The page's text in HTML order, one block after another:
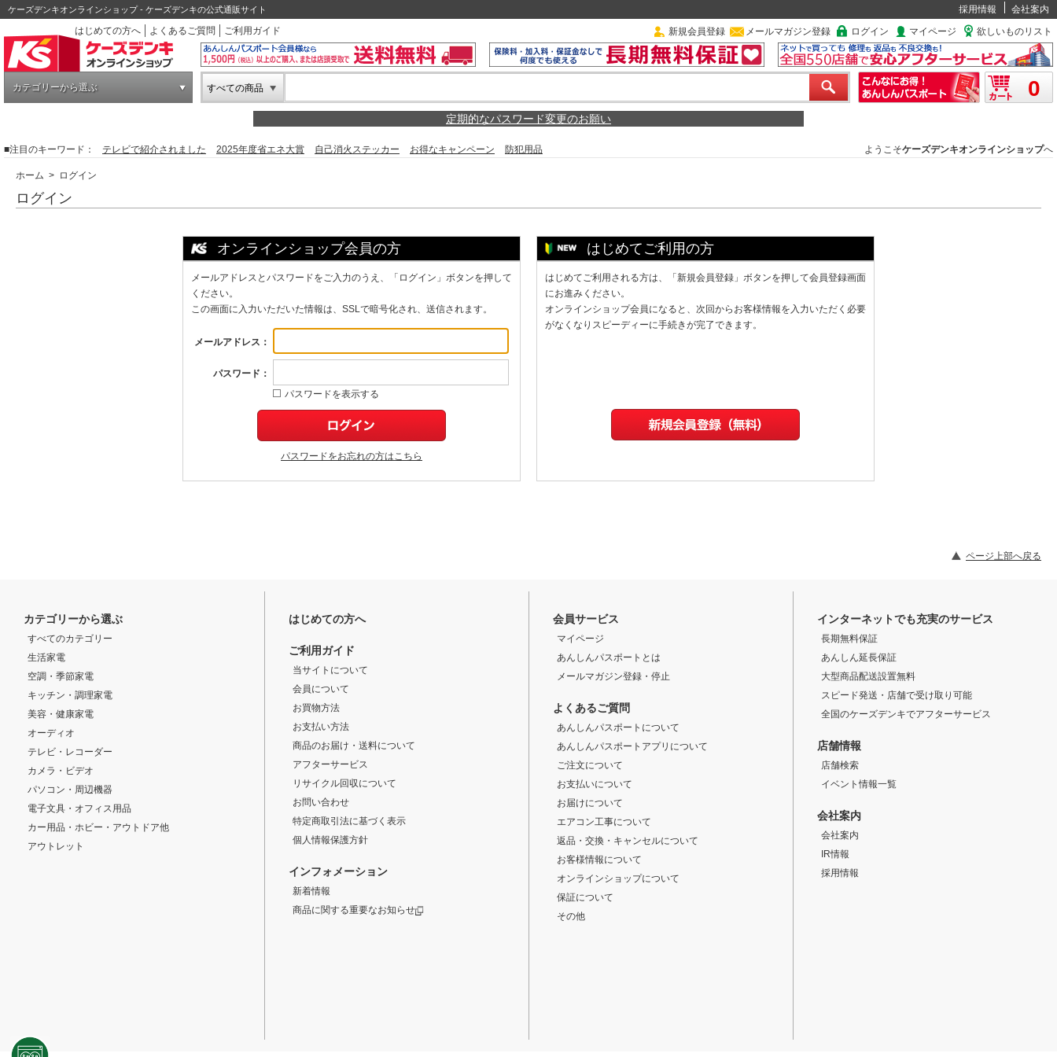
ケーズデンキオンラインショップ - ケーズデンキの公式通販サイト 採用情報
会社案内
はじめての方へ
よくあるご質問 ご利用ガイド 新規会員登録 メールマガジン登録 ログイン マイページ 欲しいものリスト
カテゴリーから選ぶ すべての商品 0
定期的なパスワード変更のお願い
■注目のキーワード： テレビで紹介されました 2025年度省エネ大賞 自己消火ステッカー お得なキャンペーン 防犯用品 ようこそケーズデンキオンラインショップへ
ホーム > ログイン
ログイン
オンラインショップ会員の方
メールアドレスとパスワードをご入力のうえ、「ログイン」ボタンを押して
ください。
この画面に入力いただいた情報は、SSLで暗号化され、送信されます。
メールアドレス：
パスワード：
パスワードを表示する
パスワードをお忘れの方はこちら
はじめてご利用の方
はじめてご利用される方は、「新規会員登録」ボタンを押して会員登録画面
にお進みください。
オンラインショップ会員になると、次回からお客様情報を入力いただく必要
がなくなりスピーディーに手続きが完了できます。
ページ上部へ戻る
カテゴリーから選ぶ
すべてのカテゴリー
生活家電
空調・季節家電
キッチン・調理家電
美容・健康家電
オーディオ
テレビ・レコーダー
カメラ・ビデオ
パソコン・周辺機器
電子文具・オフィス用品
カー用品・ホビー・アウトドア他
アウトレット
はじめての方へ
ご利用ガイド
当サイトについて
会員について
お買物方法
お支払い方法
商品のお届け・送料について
アフターサービス
リサイクル回収について
お問い合わせ
特定商取引法に基づく表示
個人情報保護方針
インフォメーション
新着情報
商品に関する重要なお知らせ
会員サービス
マイページ
あんしんパスポートとは
メールマガジン登録・停止
よくあるご質問
あんしんパスポートについて
あんしんパスポートアプリについて
ご注文について
お支払いについて
お届けについて
エアコン工事について
返品・交換・キャンセルについて
お客様情報について
オンラインショップについて
保証について
その他
インターネットでも充実のサービス
長期無料保証
あんしん延長保証
大型商品配送設置無料
スピード発送・店舗で受け取り可能
全国のケーズデンキでアフターサービス
店舗情報
店舗検索
イベント情報一覧
会社案内
会社案内
IR情報
採用情報